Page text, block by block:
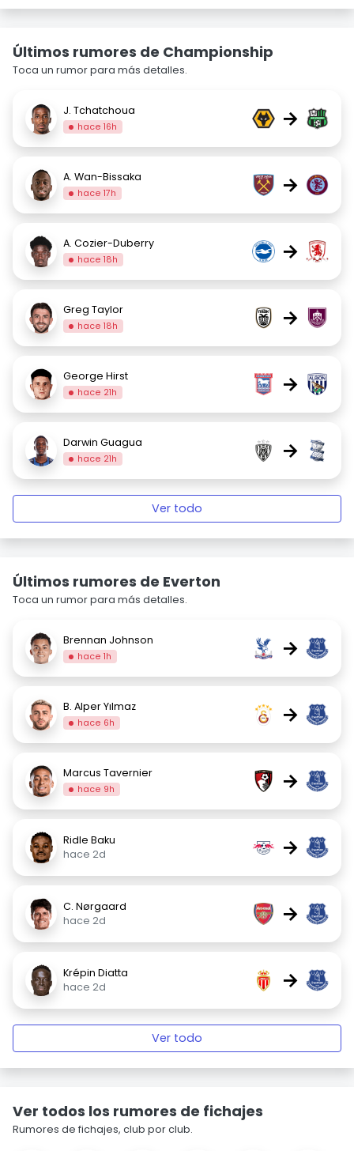
Últimos rumores de Championship
Toca un rumor para más detalles.
J. Tchatchoua
hace 16h →
A. Wan-Bissaka
hace 17h →
A. Cozier-Duberry
hace 18h →
Greg Taylor
hace 18h →
George Hirst
hace 21h →
Darwin Guagua
hace 21h →
Ver todo
Últimos rumores de Everton
Toca un rumor para más detalles.
Brennan Johnson
hace 1h →
B. Alper Yılmaz
hace 6h →
Marcus Tavernier
hace 9h →
Ridle Baku
hace 2d
→
C. Nørgaard
hace 2d
→
Krépin Diatta
hace 2d
→
Ver todo
Ver todos los rumores de fichajes
Rumores de fichajes, club por club.